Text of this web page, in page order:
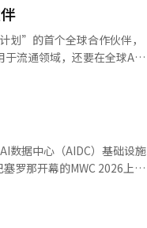
“此次合作尚未确定具体业
新中心则在讨论越南AI生
备电力及能源供应能力，
经验，三星SDS计划在现有
是新建数据中心。三星SDS
，以增强生成式AI服务的基
韩元，其中云计算收入同
的AI基础设施业务中增加
和生成式AI，实现工作自
版”经销商，已在公共、金
快速增长。AI基础的业务创
方案如Emro、Onine、
决策的AI解决方案业务。
划”的首个全球合作伙伴，
流通领域，还要在全球AI
郑溶镇会长于16日（当地
普政府第二任期为在与中
长在协议签署仪式上表示，
同盟”演变。新世界集团准
的核心开发者于2024年创
亿美元投资，成为强有力
数据中心（AIDC）基础设施
罗那开幕的MWC 2026上设
的首次全球展示。展览的